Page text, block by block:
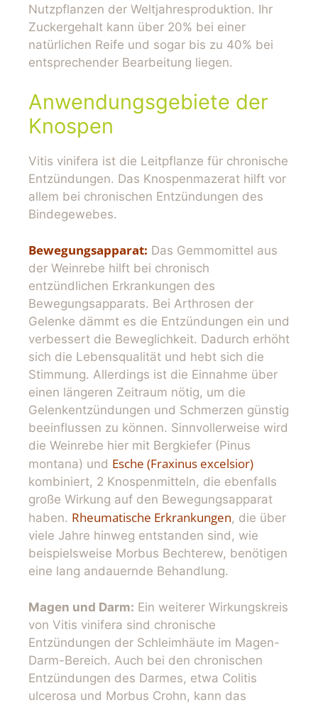
Nutzpflanzen der Weltjahresproduktion. Ihr
Zuckergehalt kann über 20% bei einer
natürlichen Reife und sogar bis zu 40% bei
entsprechender Bearbeitung liegen.
Anwendungsgebiete der
Knospen
Vitis vinifera ist die Leitpflanze für chronische
Entzündungen. Das Knospenmazerat hilft vor
allem bei chronischen Entzündungen des
Bindegewebes.
Bewegungsapparat: Das Gemmomittel aus
der Weinrebe hilft bei chronisch
entzündlichen Erkrankungen des
Bewegungsapparats. Bei Arthrosen der
Gelenke dämmt es die Entzündungen ein und
verbessert die Beweglichkeit. Dadurch erhöht
sich die Lebensqualität und hebt sich die
Stimmung. Allerdings ist die Einnahme über
einen längeren Zeitraum nötig, um die
Gelenkentzündungen und Schmerzen günstig
beeinflussen zu können. Sinnvollerweise wird
die Weinrebe hier mit Bergkiefer (Pinus
montana) und Esche (Fraxinus excelsior)
kombiniert, 2 Knospenmitteln, die ebenfalls
große Wirkung auf den Bewegungsapparat
haben. Rheumatische Erkrankungen, die über
viele Jahre hinweg entstanden sind, wie
beispielsweise Morbus Bechterew, benötigen
eine lang andauernde Behandlung.
Magen und Darm: Ein weiterer Wirkungskreis
von Vitis vinifera sind chronische
Entzündungen der Schleimhäute im Magen-
Darm-Bereich. Auch bei den chronischen
Entzündungen des Darmes, etwa Colitis
ulcerosa und Morbus Crohn, kann das